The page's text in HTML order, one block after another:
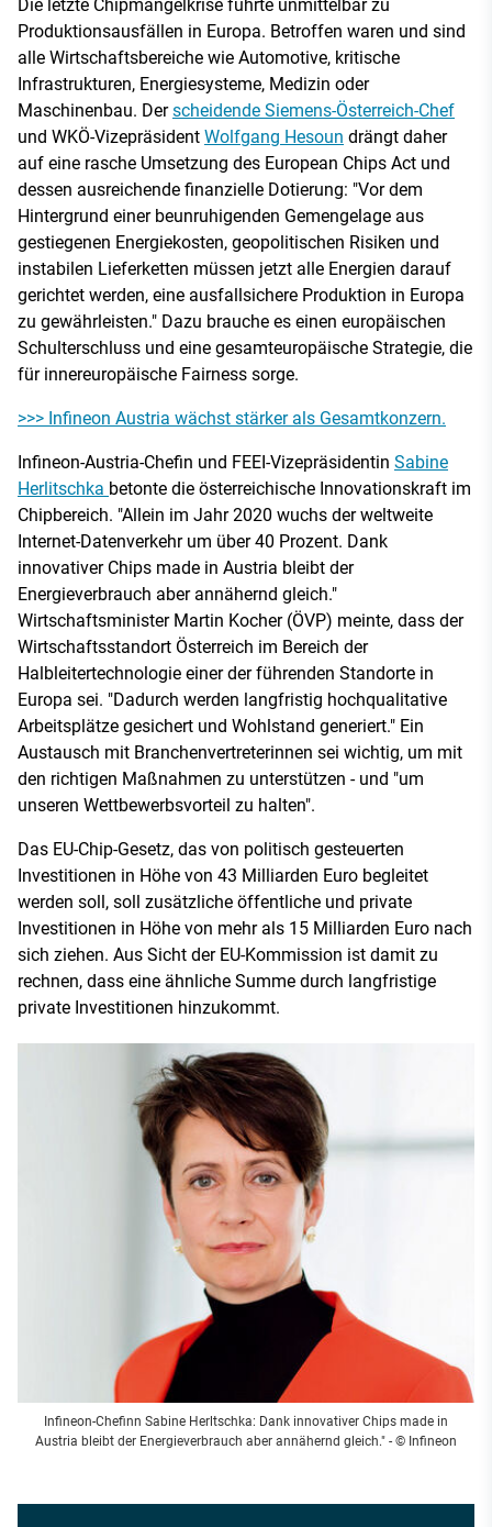
Die letzte Chipmangelkrise führte unmittelbar zu
Produktionsausfällen in Europa. Betroffen waren und sind
alle Wirtschaftsbereiche wie Automotive, kritische
Infrastrukturen, Energiesysteme, Medizin oder
Maschinenbau. Derscheidende Siemens-Österreich-Chef
und WKÖ-Vizepräsident Wolfgang Hesoun drängt daher
auf eine rasche Umsetzung des European Chips Act und
dessen ausreichende finanzielle Dotierung: "Vor dem
Hintergrund einer beunruhigenden Gemengelage aus
gestiegenen Energiekosten, geopolitischen Risiken und
instabilen Lieferketten müssen jetzt alle Energien darauf
gerichtet werden, eine ausfallsichere Produktion in Europa
zu gewährleisten." Dazu brauche es einen europäischen
Schulterschluss und eine gesamteuropäische Strategie, die
für innereuropäische Fairness sorge.
>>> Infineon Austria wächst stärker als Gesamtkonzern.
Infineon-Austria-Chefin und FEEI-Vizepräsidentin Sabine
Herlitschka betonte die österreichische Innovationskraft im
Chipbereich. "Allein im Jahr 2020 wuchs der weltweite
Internet-Datenverkehr um über 40 Prozent. Dank
innovativer Chips made in Austria bleibt der
Energieverbrauch aber annähernd gleich."
Wirtschaftsminister Martin Kocher (ÖVP) meinte, dass der
Wirtschaftsstandort Österreich im Bereich der
Halbleitertechnologie einer der führenden Standorte in
Europa sei. "Dadurch werden langfristig hochqualitative
Arbeitsplätze gesichert und Wohlstand generiert." Ein
Austausch mit Branchenvertreterinnen sei wichtig, um mit
den richtigen Maßnahmen zu unterstützen - und "um
unseren Wettbewerbsvorteil zu halten".
Das EU-Chip-Gesetz, das von politisch gesteuerten
Investitionen in Höhe von 43 Milliarden Euro begleitet
werden soll, soll zusätzliche öffentliche und private
Investitionen in Höhe von mehr als 15 Milliarden Euro nach
sich ziehen. Aus Sicht der EU-Kommission ist damit zu
rechnen, dass eine ähnliche Summe durch langfristige
private Investitionen hinzukommt.
Infineon-Chefinn Sabine Herltschka: Dank innovativer Chips made in
Austria bleibt der Energieverbrauch aber annähernd gleich." - © Infineon